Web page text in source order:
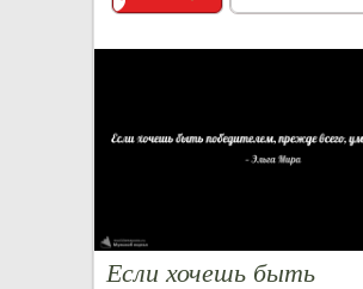
Если хочешь быть